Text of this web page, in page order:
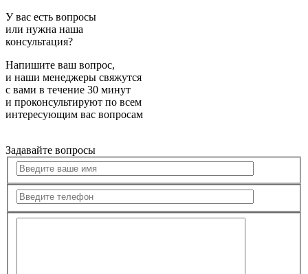
У вас есть вопросы
или нужна наша
консультация?
Напишите ваш вопрос,
и наши менеджеры свяжутся
с вами в течение 30 минут
и проконсультируют по всем
интересующим вас вопросам
Задавайте вопросы